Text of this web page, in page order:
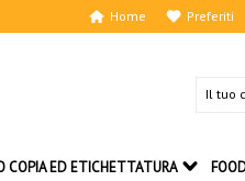
Preferiti
Home
Il tuo
COPIA ED ETICHETTATURA